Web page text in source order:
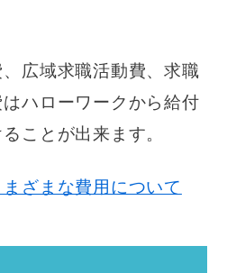
広域求職活動費、求職
ハローワークから給付
ことが出来ます。
ざまな費用について